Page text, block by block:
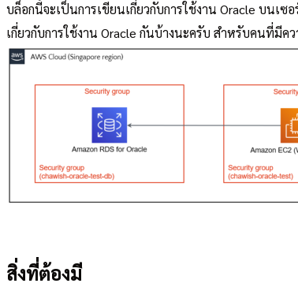
บล็อกนี้จะเป็นการเขียนเกี่ยวกับการใช้งาน Oracle บนเซ
เกี่ยวกับการใช้งาน Oracle กันบ้างนะครับ สำหรับคนที่มีค
สิ่งที่ต้องมี